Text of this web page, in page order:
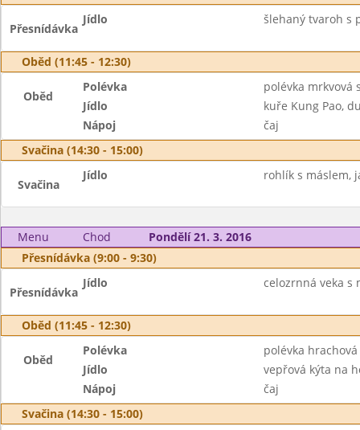
Přesnídávka
Jídlo šlehaný tvaroh s
Oběd (11:45 - 12:30)
Oběd
Polévka
polévka mrkvová
Jídlo
kuře Kung Pao,
Nápoj
čaj
Svačina (14:30 - 15:00)
Svačina
Jídlo rohlík s máslem,
Menu Chod
Pondělí 21. 3. 2016
Přesnídávka (9:00 - 9:30)
Přesnídávka
Jídlo celozrnná veka s
Oběd (11:45 - 12:30)
Oběd
Polévka
polévka
Jídlo
vepřová kýta na
Nápoj
čaj
Svačina (14:30 - 15:00)